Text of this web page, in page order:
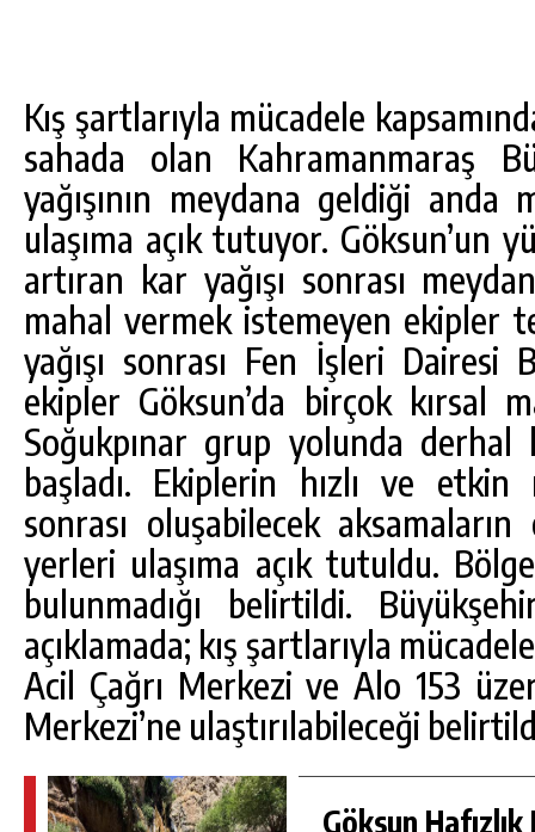
Kış şartlarıyla mücadele
sahada olan Kahramanmaraş
yağışının meydana geldiği
ulaşıma açık tutuyor. Göksun’un
artıran kar yağışı sonrası
mahal vermek istemeyen ekipler
yağışı sonrası Fen İşleri Dairesi
ekipler Göksun’da birçok kırsal
Soğukpınar grup yolunda derhal
başladı. Ekiplerin hızlı ve etkin
sonrası oluşabilecek
yerleri ulaşıma açık tutuldu.
bulunmadığı belirtildi.
açıklamada; kış şartlarıyla
Acil Çağrı Merkezi ve Alo 153
Merkezi’ne ulaştırılabileceği
Göksun Hafızlık
GÜNLÜK HABER AKIŞI
GÖKSUN HAFIZLIK KIZ KUR’AN KURSU
ÖĞRENCILERINE DARENDE GEZISI.